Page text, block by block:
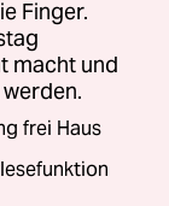
Finger.
macht und
frei Haus